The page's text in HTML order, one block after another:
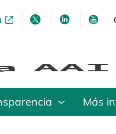
a new tab
opens in a new
opens in
Más